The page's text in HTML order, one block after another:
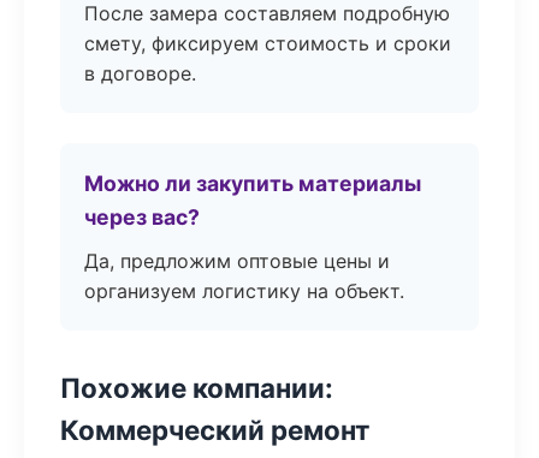
После замера составляем подробную
смету, фиксируем стоимость и сроки
в договоре.
Можно ли закупить материалы
через вас?
Да, предложим оптовые цены и
организуем логистику на объект.
Похожие компании:
Коммерческий ремонт